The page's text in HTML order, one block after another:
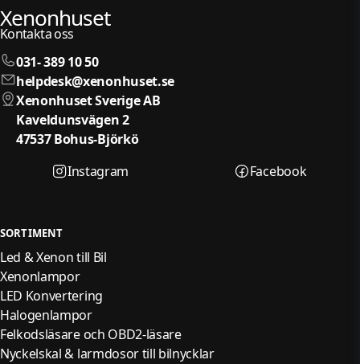
Xenonhuset
Kontakta oss
031- 389 10 50
helpdesk@xenonhuset.se
Xenonhuset Sverige AB
Kaveldunsvägen 2
47537 Bohus-Björkö
Instagram
Facebook
SORTIMENT
Led & Xenon till Bil
Xenonlampor
LED Konvertering
Halogenlampor
Felkodsläsare och OBD2-läsare
Nyckelskal & larmdosor till bilnycklar